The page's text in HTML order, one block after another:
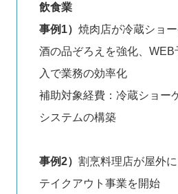
飲食業
事例1） 焼肉店が冷蔵ショ
酒の品ぞろえを強化、
入で業務の効率化
補助対象経費：冷蔵ショー
システムの構築
事例2） 割烹料理店が屋外
テイクアウト事業を開始